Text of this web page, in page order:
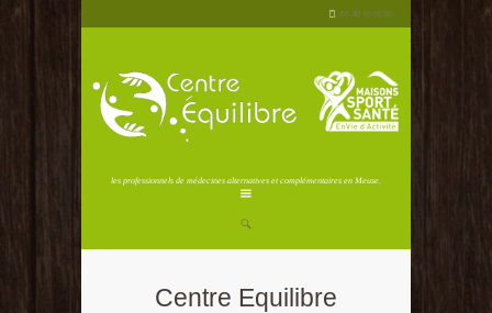
06 40 16 68 86
les professionnels de médecines alternatives et complémentaires en Meuse.
Centre Equilibre